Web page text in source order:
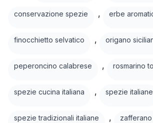
conservazione spezie , erbe
finocchietto selvatico , origano
peperoncino calabrese , rosmarino
spezie cucina italiana , spezie italiane
spezie tradizionali italiane ,